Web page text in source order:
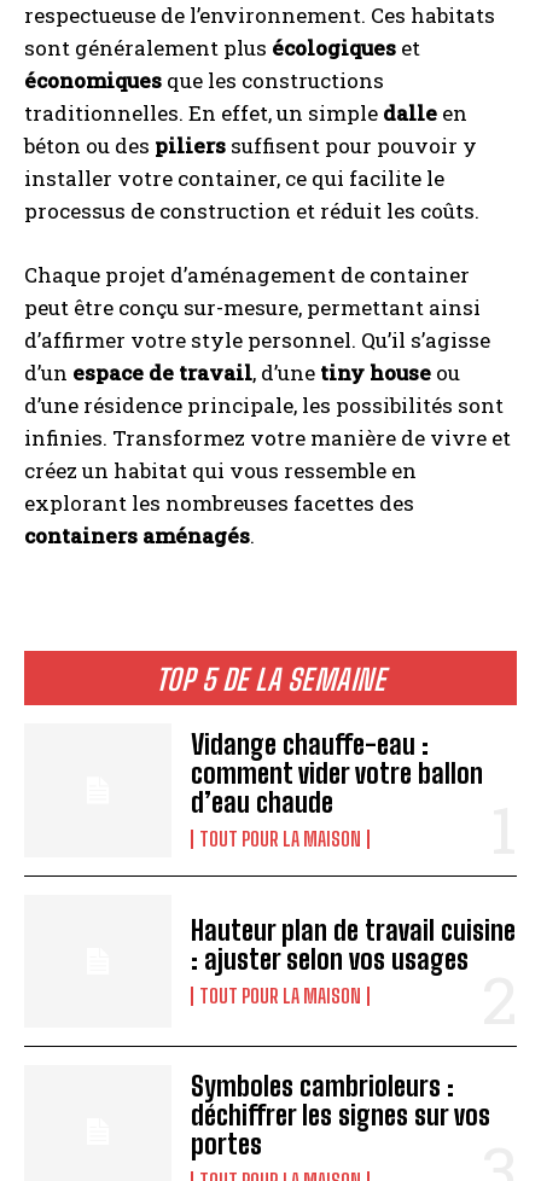
TOP 5 DE LA SEMAINE
Vidange chauffe-eau :
comment vider votre ballon
d’eau chaude
TOUT POUR LA MAISON
Hauteur plan de travail cuisine
: ajuster selon vos usages
TOUT POUR LA MAISON
Symboles cambrioleurs :
déchiffrer les signes sur vos
portes
respectueuse de l’environnement. Ces habitats
sont généralement plus écologiques et
économiques que les constructions
traditionnelles. En effet, un simple dalle en
béton ou des piliers suffisent pour pouvoir y
installer votre container, ce qui facilite le
processus de construction et réduit les coûts.
Chaque projet d’aménagement de container
peut être conçu sur-mesure, permettant ainsi
d’affirmer votre style personnel. Qu’il s’agisse
d’un espace de travail, d’une tiny house ou
d’une résidence principale, les possibilités sont
infinies. Transformez votre manière de vivre et
créez un habitat qui vous ressemble en
explorant les nombreuses facettes des
containers aménagés.